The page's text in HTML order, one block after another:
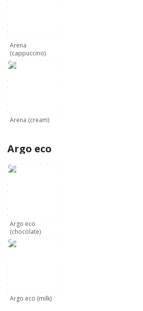
Arena
(cappuccino)
Arena (cream)
Argo eco
Argo eco
(chocolate)
Argo eco (milk)